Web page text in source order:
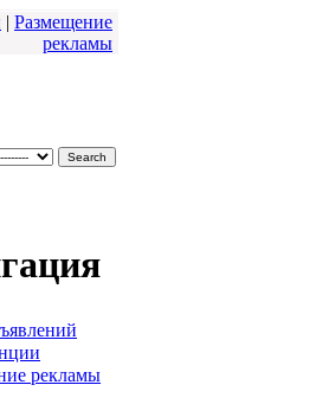
| Размещение
pекламы
pекламы